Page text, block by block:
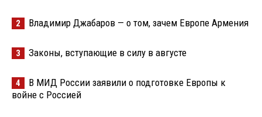
2 Владимир Джабаров — о том, зачем Европе Армения
3 Законы, вступающие в силу в августе
4
В МИД России заявили о подготовке Европы к
войне с Россией